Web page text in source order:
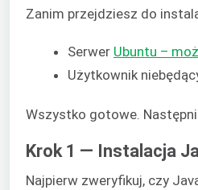
Zanim przejdziesz do
Serwer Ubuntu –
Użytkownik
Wszystko gotowe.
Krok 1 — Instalacja
Najpierw zweryfikuj, czy